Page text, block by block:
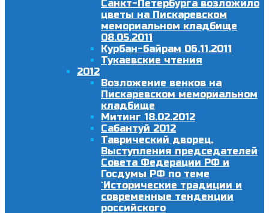
Санкт-Петербурга возложило
цветы на Пискаревском
мемориальном кладбище
08.05.2011
Курбан-байрам 06.11.2011
Тукаевские чтения
2012
Возложение венков на
Пискаревском мемориальном
кладбище
Митинг 18.02.2012
Сабантуй 2012
Таврический дворец.
Выступления председателей
Совета Федерации РФ и
Госдумы РФ по теме
`Исторические традиции и
современные тенденции
российского